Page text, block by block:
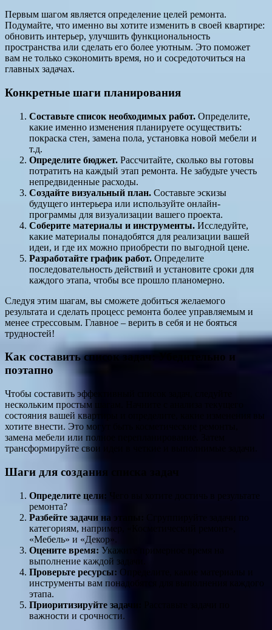
Первым шагом является определение целей ремонта.
Подумайте, что именно вы хотите изменить в своей квартире:
обновить интерьер, улучшить функциональность
пространства или сделать его более уютным. Это поможет
вам не только сэкономить время, но и сосредоточиться на
главных задачах.
Конкретные шаги планирования
Составьте список необходимых работ. Определите,
какие именно изменения планируете осуществить:
покраска стен, замена пола, установка новой мебели и
т.д.
Определите бюджет. Рассчитайте, сколько вы готовы
потратить на каждый этап ремонта. Не забудьте учесть
непредвиденные расходы.
Создайте визуальный план. Составьте эскизы
будущего интерьера или используйте онлайн-
программы для визуализации вашего проекта.
Соберите материалы и инструменты. Исследуйте,
какие материалы понадобятся для реализации вашей
идеи, и где их можно приобрести по выгодной цене.
Разработайте график работ. Определите
последовательность действий и установите сроки для
каждого этапа, чтобы все прошло планомерно.
Следуя этим шагам, вы сможете добиться желаемого
результата и сделать процесс ремонта более управляемым и
менее стрессовым. Главное – верить в себя и не бояться
трудностей!
Как составить список задач: Убедительно и
поэтапно
Чтобы составить эффективный список задач, следуйте
нескольким простым шагам. Начните с анализа текущего
состояния вашей квартиры и определите, какие изменения вы
хотите внести. Это могут быть косметические ремонты,
замена мебели или полное перепланирование. Затем
трансформируйте свои идеи в четкие и выполнимые задачи.
Шаги для создания списка задач
Определите цели: Чего вы хотите достичь в результате
ремонта?
Разбейте задачи на этапы:
Сгруппируйте задачи по
категориям, например, «Косметический ремонт»,
«Мебель» и «Декор».
Оцените время: Укажите примерное время на
выполнение каждой задачи.
Проверьте ресурсы: Определите, какие материалы и
инструменты вам понадобятся для выполнения каждого
этапа.
Приоритизируйте задачи:
важности и срочности.